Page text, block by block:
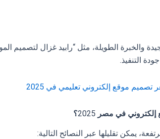
والخبرة الطويلة، مثل “رابيد غزال لتصميم
التنفيذ.
موقع إلكتروني تعليمي في 2025
إلكتروني في مصر ؟
يمكن تقليلها عبر النصائح التالية: